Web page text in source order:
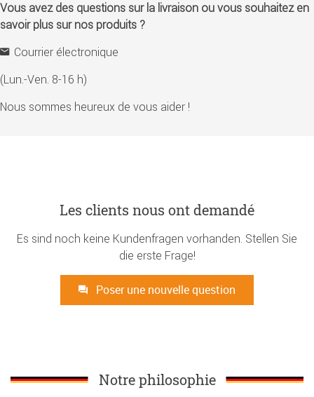
Vous avez des questions sur la livraison ou vous souhaitez en
savoir plus sur nos produits ?
Courrier électronique
(Lun.-Ven. 8-16 h)
Nous sommes heureux de vous aider !
Les clients nous ont demandé
Es sind noch keine Kundenfragen vorhanden. Stellen Sie
die erste Frage!
Poser une nouvelle question
Notre philosophie